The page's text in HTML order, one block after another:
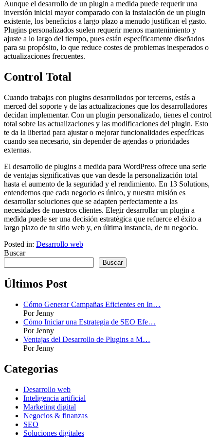
Aunque el desarrollo de un plugin a medida puede requerir una
inversión inicial mayor comparado con la instalación de un plugin
existente, los beneficios a largo plazo a menudo justifican el gasto.
Plugins personalizados suelen requerir menos mantenimiento y
ajuste a lo largo del tiempo, pues están específicamente diseñados
para su propósito, lo que reduce costes de problemas inesperados o
actualizaciones frecuentes.
Control Total
Cuando trabajas con plugins desarrollados por terceros, estás a
merced del soporte y de las actualizaciones que los desarrolladores
decidan implementar. Con un plugin personalizado, tienes el control
total sobre las actualizaciones y las modificaciones del plugin. Esto
te da la libertad para ajustar o mejorar funcionalidades específicas
cuando sea necesario, sin depender de agendas o prioridades
externas.
El desarrollo de plugins a medida para WordPress ofrece una serie
de ventajas significativas que van desde la personalización total
hasta el aumento de la seguridad y el rendimiento. En 13 Solutions,
entendemos que cada negocio es único, y nuestra misión es
desarrollar soluciones que se adapten perfectamente a las
necesidades de nuestros clientes. Elegir desarrollar un plugin a
medida puede ser una decisión estratégica que refuerce el éxito a
largo plazo de tu sitio web y, en última instancia, de tu negocio.
Posted in: Desarrollo web
Buscar
Buscar
Últimos Post
Cómo Generar Campañas Eficientes en In…
Por Jenny
Cómo Iniciar una Estrategia de SEO Efe…
Por Jenny
Ventajas del Desarrollo de Plugins a M…
Por Jenny
Categorias
Desarrollo web
Inteligencia artificial
Marketing digital
Negocios & finanzas
SEO
Soluciones digitales